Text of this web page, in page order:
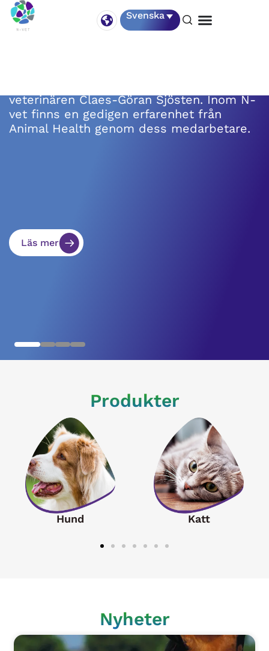
Svenska
veterinären Claes-Göran Sjösten. Inom N-
vet finns en gedigen erfarenhet från
Animal Health genom dess medarbetare.
Läs mer
Produkter
Hund Katt
Nyheter